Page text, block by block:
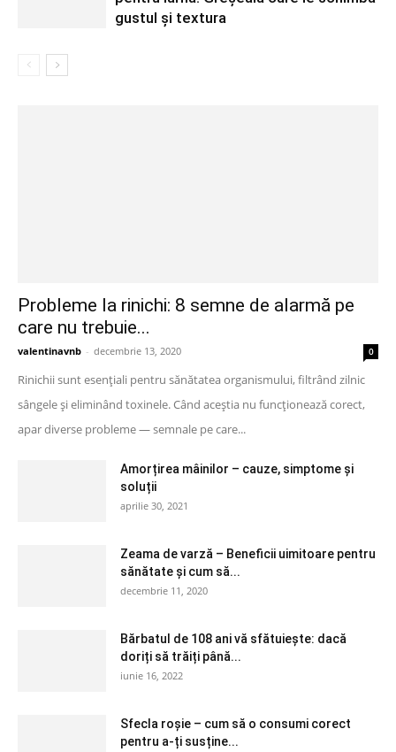
gustul și textura
Probleme la rinichi: 8 semne de alarmă pe
care nu trebuie...
valentinavnb - decembrie 13, 2020 0
Rinichii sunt esențiali pentru sănătatea organismului, filtrând zilnic
sângele și eliminând toxinele. Când aceștia nu funcționează corect,
apar diverse probleme — semnale pe care...
Amorțirea mâinilor – cauze, simptome și
soluții
aprilie 30, 2021
Zeama de varză – Beneficii uimitoare pentru
sănătate și cum să...
decembrie 11, 2020
Bărbatul de 108 ani vă sfătuiește: dacă
doriți să trăiți până...
iunie 16, 2022
Sfecla roșie – cum să o consumi corect
pentru a-ți susține...